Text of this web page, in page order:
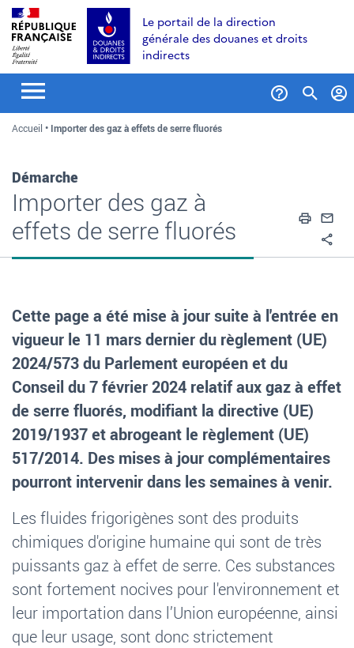
Aller
au
contenu
Aller
recherche
Aller
au
menu
Le portail de la direction
générale des douanes et droits
indirects
Accueil Importer des gaz à effets de serre fluorés
Démarche
Importer des gaz à
effets de serre fluorés
Cette page a été mise à jour suite à l'entrée en
vigueur le 11 mars dernier du règlement (UE)
2024/573 du Parlement européen et du
Conseil du 7 février 2024 relatif aux gaz à effet
de serre fluorés, modifiant la directive (UE)
2019/1937 et abrogeant le règlement (UE)
517/2014. Des mises à jour complémentaires
pourront intervenir dans les semaines à venir.
Les fluides frigorigènes sont des produits
chimiques d'origine humaine qui sont de très
puissants gaz à effet de serre. Ces substances
sont fortement nocives pour l'environnement et
leur importation dans l’Union européenne, ainsi
que leur usage, sont donc strictement